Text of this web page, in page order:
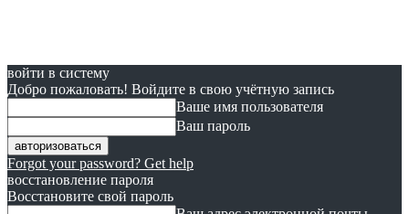
войти в систему
Добро пожаловать! Войдите в свою учётную запись
Ваше имя пользователя
Ваш пароль
Forgot your password? Get help
восстановление пароля
Восстановите свой пароль